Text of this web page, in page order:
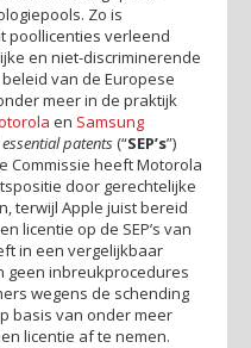
Zo is
poollicenties verleend
en niet-discriminerende
van de Europese
meer in de praktijk
en Samsung
patents(“SEP’s”)
Commissie heeft Motorola
door gerechtelijke
terwijl Apple juist bereid
licentie op de SEP’s van
in een vergelijkbaar
geen inbreukprocedures
wegens de schending
basis van onder meer
licentie af te nemen.